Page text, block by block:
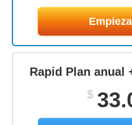
Rapid Plan anual
$